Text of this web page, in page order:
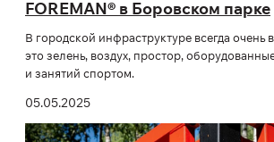
FOREMAN® в Боровском парке
В городской инфраструктуре всегда очень
это зелень, воздух, простор,
и занятий спортом.
05.05.2025